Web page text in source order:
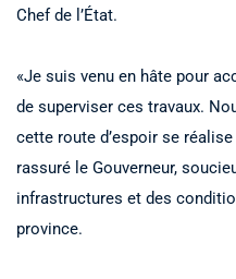
Chef de l’État.
«Je suis venu en hâte pour
de superviser ces travaux.
cette route d’espoir se
rassuré le Gouverneur,
infrastructures et des
province.